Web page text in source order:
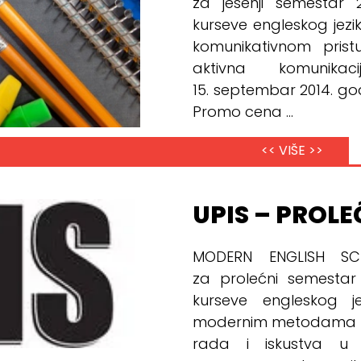
kurseve engleskog
komunikativnom
aktivna
15. septembar 2014.
Promo cena ...
<< VIŠE >>
UPIS –
MODERN ENGLISH
za prolećni
kurseve engleskog
modernim metodama
rada i iskustva u